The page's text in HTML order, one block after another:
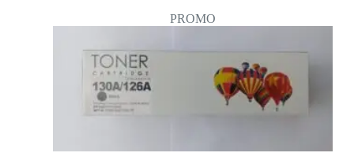
PROMO